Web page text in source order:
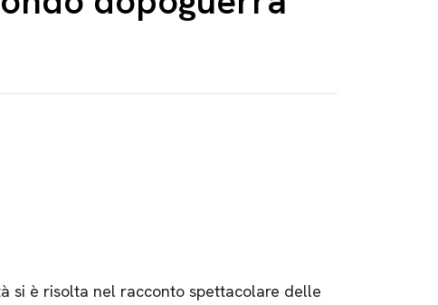
si è risolta nel racconto spettacolare delle